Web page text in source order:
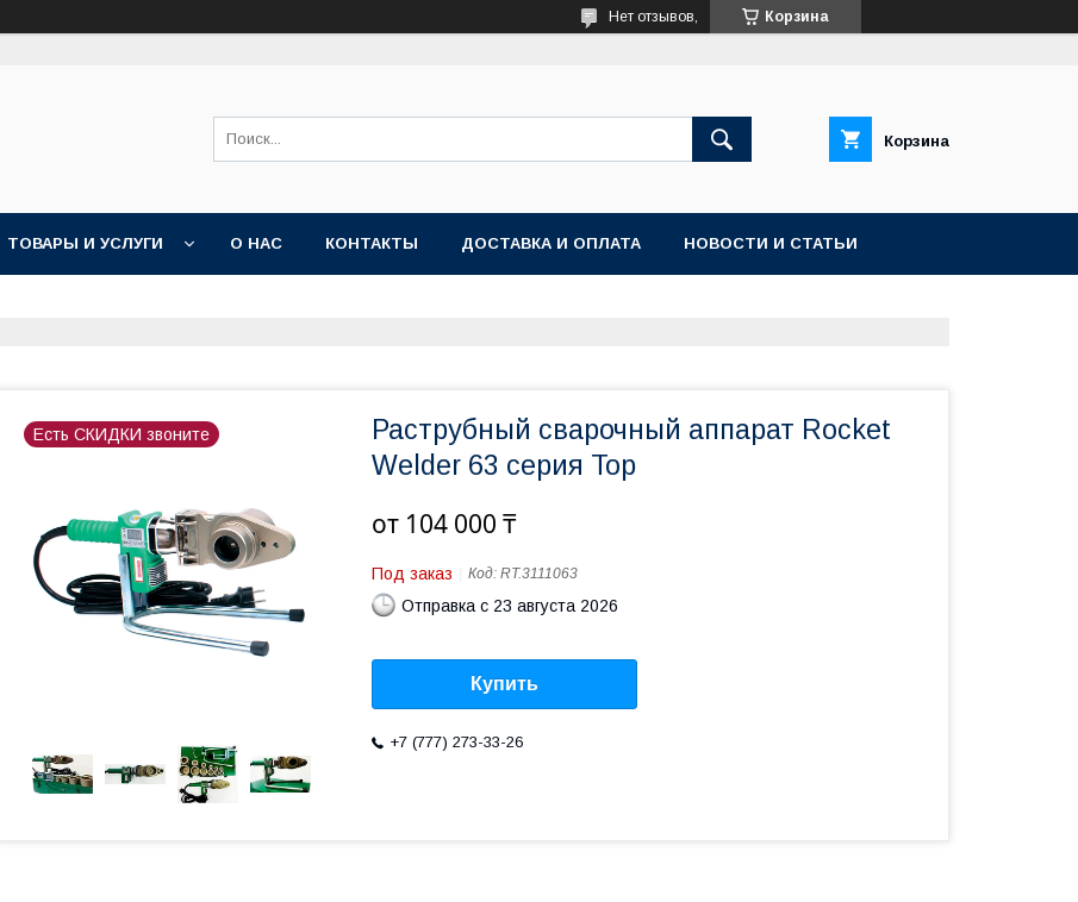
Корзина
Нет отзывов,
Корзина
ТОВАРЫ И УСЛУГИ О НАС КОНТАКТЫ ДОСТАВКА И ОПЛАТА НОВОСТИ И СТАТЬИ
Есть СКИДКИ звоните
Раструбный сварочный аппарат Rocket
Welder 63 серия Top
от 104 000 ₸
Под заказ Код: RT.3111063
Отправка с 23 августа 2026
Купить
+7 (777) 273-33-26